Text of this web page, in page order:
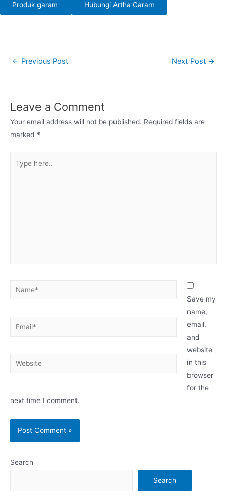
Produk garam Hubungi Artha Garam
Post← Previous Post Next Post →
Leave a Comment
Your email address will not be published. Required fields are
marked *
here..
Name*
Email*
Website
Save my
name,
email,
and
website
in this
browser
for the
next time I comment.
Search
Search